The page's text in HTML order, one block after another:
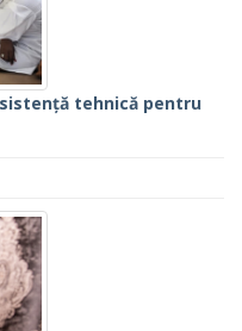
tehnică pentru